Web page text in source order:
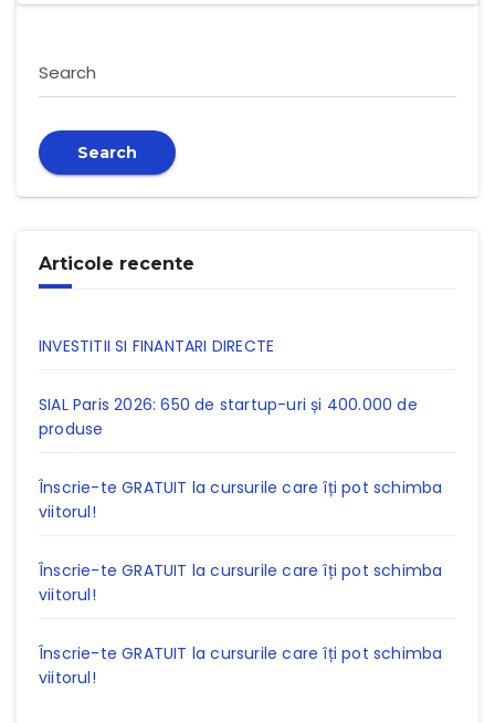
Search
Search
Articole recente
INVESTITII SI FINANTARI DIRECTE
SIAL Paris 2026: 650 de startup-uri și 400.000 de
produse
Înscrie-te GRATUIT la cursurile care îți pot schimba
viitorul!
Înscrie-te GRATUIT la cursurile care îți pot schimba
viitorul!
Înscrie-te GRATUIT la cursurile care îți pot schimba
viitorul!